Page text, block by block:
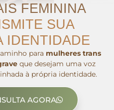
FEMININA
SUA
IDENTIDADE
para mulheres trans
que desejam uma voz
à própria identidade.
AGORA